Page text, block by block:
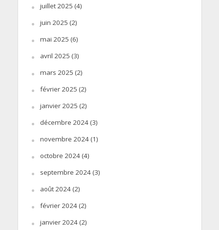
juillet 2025 (4)
juin 2025 (2)
mai 2025 (6)
avril 2025 (3)
mars 2025 (2)
février 2025 (2)
janvier 2025 (2)
décembre 2024(3)
novembre 2024(1)
octobre 2024(4)
septembre 2024(3)
août 2024(2)
février 2024(2)
janvier 2024(2)